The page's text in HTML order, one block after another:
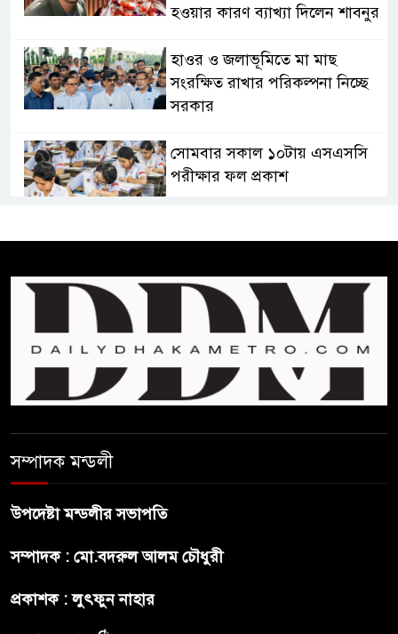
হওয়ার কারণ ব্যাখ্যা দিলেন শাবনুর
হাওর ও জলাভূমিতে মা মাছ
সংরক্ষিত রাখার পরিকল্পনা নিচ্ছে
সরকার
সোমবার সকাল ১০টায় এসএসসি
পরীক্ষার ফল প্রকাশ
প্রধানমন্ত্রী
ফিফা সভাপতির বিরুদ্ধে এবার
‘নারী সংক্রান্ত অভিযোগ
ছেলেকে নিয়ে রোনালদোর যে বড়
ট্রাম্পের ৪০ কোটি ডলারের ‘বলরুম
সম্পাদক মন্ডলী
উপদেষ্টা মন্ডলীর সভাপতি
সম্পাদক : মো.বদরুল আলম চৌধুরী
প্রকাশক : লুৎফুন নাহার